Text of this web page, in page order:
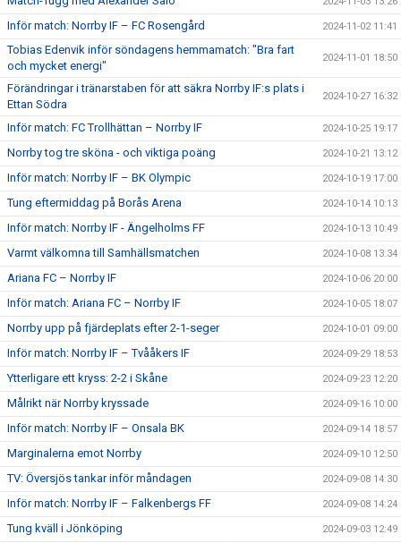
Inför match: Norrby IF – FC Rosengård 2024-11-02 11:41
Tobias Edenvik inför söndagens hemmamatch: "Bra fart
och mycket energi"
2024-11-01 18:50
Förändringar i tränarstaben för att säkra Norrby IF:s plats i
Ettan Södra
2024-10-27 16:32
Inför match: FC Trollhättan – Norrby IF 2024-10-25 19:17
Norrby tog tre sköna - och viktiga poäng 2024-10-21 13:12
Inför match: Norrby IF – BK Olympic 2024-10-19 17:00
Tung eftermiddag på Borås Arena 2024-10-14 10:13
Inför match: Norrby IF - Ängelholms FF 2024-10-13 10:49
Varmt välkomna till Samhällsmatchen 2024-10-08 13:34
Ariana FC – Norrby IF 2024-10-06 20:00
Inför match: Ariana FC – Norrby IF 2024-10-05 18:07
Norrby upp på fjärdeplats efter 2-1-seger 2024-10-01 09:00
Inför match: Norrby IF – Tvååkers IF 2024-09-29 18:53
Ytterligare ett kryss: 2-2 i Skåne 2024-09-23 12:20
Målrikt när Norrby kryssade 2024-09-16 10:00
Inför match: Norrby IF – Onsala BK 2024-09-14 18:57
Marginalerna emot Norrby 2024-09-10 12:50
TV: Översjös tankar inför måndagen 2024-09-08 14:30
Inför match: Norrby IF – Falkenbergs FF 2024-09-08 14:24
Tung kväll i Jönköping 2024-09-03 12:49